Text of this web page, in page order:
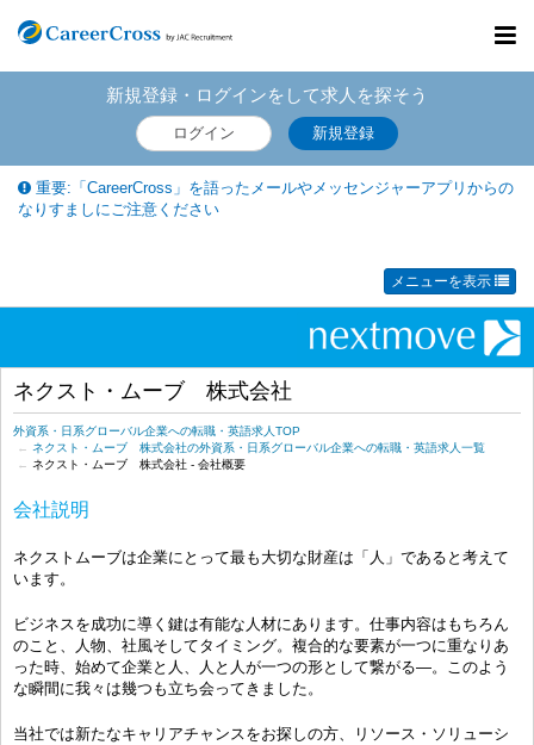
新規登録・ログインをして求人を探そう
ログイン 新規登録
重要:「CareerCross」を語ったメールやメッセンジャーアプリからの
なりすましにご注意ください
メニューを表示
ネクスト・ムーブ 株式会社
外資系・日系グローバル企業への転職・英語求人TOP
ネクスト・ムーブ 株式会社の外資系・日系グローバル企業への転職・英語求人一覧
ネクスト・ムーブ 株式会社 - 会社概要
会社説明
ネクストムーブは企業にとって最も大切な財産は「人」であると考えて
います。
ビジネスを成功に導く鍵は有能な人材にあります。仕事内容はもちろん
のこと、人物、社風そしてタイミング。複合的な要素が一つに重なりあ
った時、始めて企業と人、人と人が一つの形として繋がる―。このよう
な瞬間に我々は幾つも立ち会ってきました。
当社では新たなキャリアチャンスをお探しの方、リソース・ソリューシ